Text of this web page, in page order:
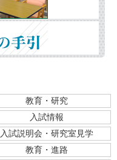
教育・研究
入試情報
入試説明会・研究室見学
教育・進路